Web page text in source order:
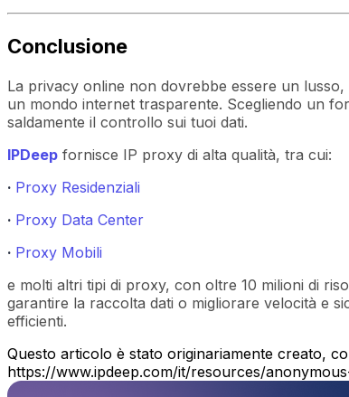
Conclusione
La privacy online non dovrebbe essere un
un mondo internet trasparente. Scegliendo un
saldamente il controllo sui tuoi dati.
IPDeep fornisce IP proxy di alta qualità, tra cui:
· Proxy Residenziali
· Proxy Data Center
· Proxy Mobili
e molti altri tipi di proxy, con oltre 10 milioni di
garantire la raccolta dati o migliorare velocità e
efficienti.
Questo articolo è stato originariamente creato,
https://www.ipdeep.com/it/resources/